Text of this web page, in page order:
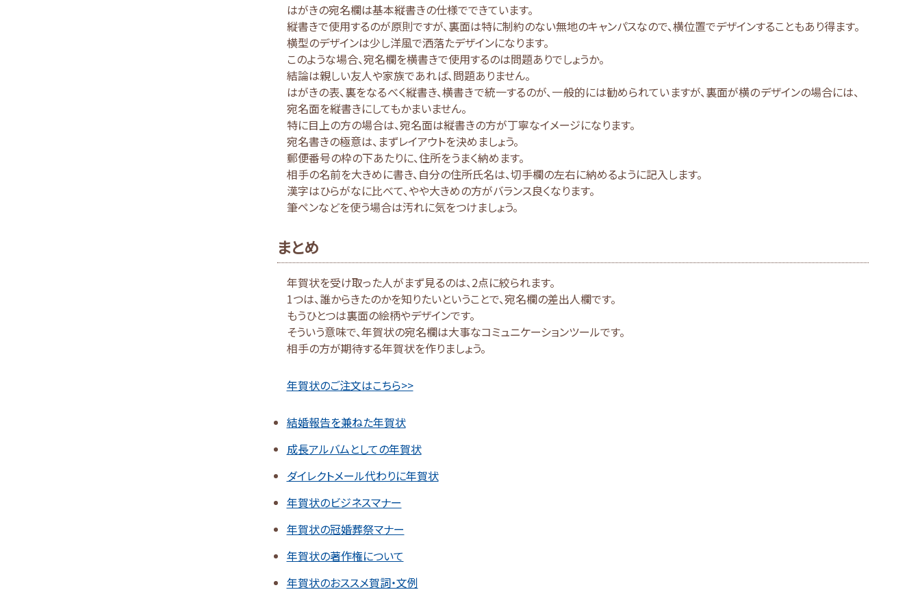
はがきの宛名欄は基本縦書きの仕様でできています。
縦書きで使用するのが原則ですが、裏面は特に制約のない無地のキャンパスなので、横位置でデザインすることもあり得ます。
横型のデザインは少し洋風で洒落たデザインになります。
このような場合、宛名欄を横書きで使用するのは問題ありでしょうか。
結論は親しい友人や家族であれば、問題ありません。
はがきの表、裏をなるべく縦書き、横書きで統一するのが、一般的には勧められていますが、裏面が横のデザインの場合には、
宛名面を縦書きにしてもかまいません。
特に目上の方の場合は、宛名面は縦書きの方が丁寧なイメージになります。
宛名書きの極意は、まずレイアウトを決めましょう。
郵便番号の枠の下あたりに、住所をうまく納めます。
相手の名前を大きめに書き、自分の住所氏名は、切手欄の左右に納めるように記入します。
漢字はひらがなに比べて、やや大きめの方がバランス良くなります。
筆ペンなどを使う場合は汚れに気をつけましょう。
まとめ
年賀状を受け取った人がまず見るのは、2点に絞られます。
1つは、誰からきたのかを知りたいということで、宛名欄の差出人欄です。
もうひとつは裏面の絵柄やデザインです。
そういう意味で、年賀状の宛名欄は大事なコミュニケーションツールです。
相手の方が期待する年賀状を作りましょう。
年賀状のご注文はこちら>>
結婚報告を兼ねた年賀状
成長アルバムとしての年賀状
ダイレクトメール代わりに年賀状
年賀状のビジネスマナー
年賀状の冠婚葬祭マナー
年賀状の著作権について
年賀状のおススメ賀詞・文例